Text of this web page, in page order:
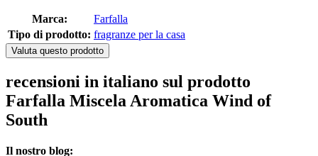
Marca:
Farfalla
Tipo di prodotto: fragranze per la casa
Valuta questo prodotto
recensioni in italiano sul prodotto
Farfalla Miscela Aromatica Wind of
South
Il nostro blog: